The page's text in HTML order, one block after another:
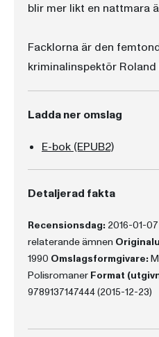
blir mer likt en nattmara
Facklorna är den
kriminalinspektör Roland
Ladda ner omslag
E-bok (EPUB2)
Detaljerad fakta
Recensionsdag: 2016-01-07
relaterande ämnen
1990 Omslagsformgivare:
Polisromaner Format
9789137147444 (2015-12-23)